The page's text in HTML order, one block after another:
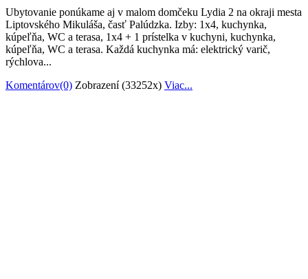
Ubytovanie ponúkame aj v malom domčeku Lydia 2 na okraji mesta
Liptovského Mikuláša, časť Palúdzka. Izby: 1x4, kuchynka,
kúpeľňa, WC a terasa, 1x4 + 1 prístelka v kuchyni, kuchynka,
kúpeľňa, WC a terasa. Každá kuchynka má: elektrický varič,
rýchlova...
Komentárov(0) Zobrazení (33252x) Viac...